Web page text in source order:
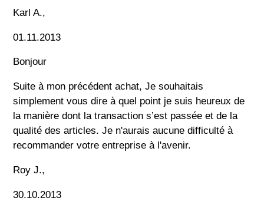
Karl A.,
01.11.2013
Bonjour
Suite à mon précédent achat, Je souhaitais
simplement vous dire à quel point je suis heureux de
la manière dont la transaction s’est passée et de la
qualité des articles. Je n'aurais aucune difficulté à
recommander votre entreprise à l'avenir.
Roy J.,
30.10.2013